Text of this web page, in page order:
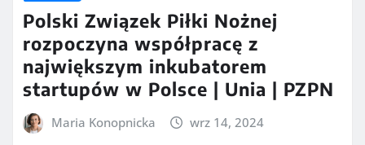
Polski Związek Piłki Nożnej
rozpoczyna współpracę z
największym inkubatorem
startupów w Polsce | Unia | PZPN
Maria Konopnicka wrz 14, 2024